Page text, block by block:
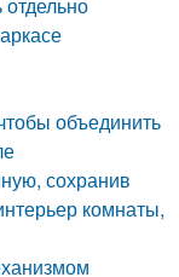
объединить
сохранив
комнаты,